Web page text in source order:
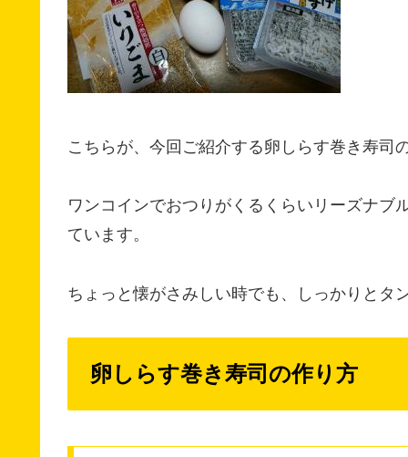
こちらが、今回ご紹介する卵しらす巻き寿司
ワンコインでおつりがくるくらいリーズナブ
ています。
ちょっと懐がさみしい時でも、しっかりとタ
卵しらす巻き寿司の作り方